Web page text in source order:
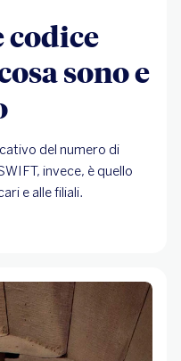
codice
sono e
del numero di
invece, è quello
e alle filiali.